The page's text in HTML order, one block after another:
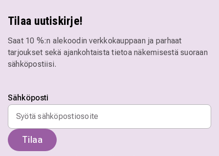
Tilaa uutiskirje!
Saat 10 %:n alekoodin verkkokauppaan ja parhaat
tarjoukset sekä ajankohtaista tietoa näkemisestä suoraan
sähköpostiisi.
Sähköposti
Tilaa